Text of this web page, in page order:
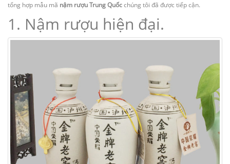
tổng hợp mẫu mã nậm rượu Trung Quốcchúng tôi đã được tiếp cận.
1. Nậm rượu hiện đại.